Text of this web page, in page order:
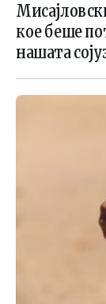
кое беше
нашата